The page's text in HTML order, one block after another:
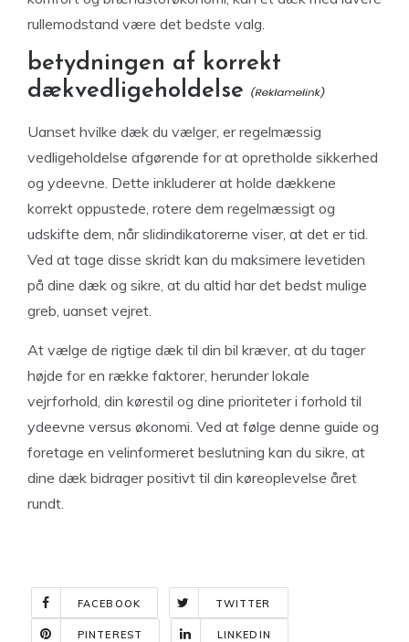
rullemodstand være det bedste valg.
betydningen af korrekt
dækvedligeholdelse
Uanset hvilke dæk du vælger, er regelmæssig
vedligeholdelse afgørende for at opretholde sikkerhed
og ydeevne. Dette inkluderer at holde dækkene
korrekt oppustede, rotere dem regelmæssigt og
udskifte dem, når slidindikatorerne viser, at det er tid.
Ved at tage disse skridt kan du maksimere levetiden
på dine dæk og sikre, at du altid har det bedst mulige
greb, uanset vejret.
At vælge de rigtige dæk til din bil kræver, at du tager
højde for en række faktorer, herunder lokale
vejrforhold, din kørestil og dine prioriteter i forhold til
ydeevne versus økonomi. Ved at følge denne guide og
foretage en velinformeret beslutning kan du sikre, at
dine dæk bidrager positivt til din køreoplevelse året
rundt.
FACEBOOK TWITTER
PINTEREST LINKEDIN